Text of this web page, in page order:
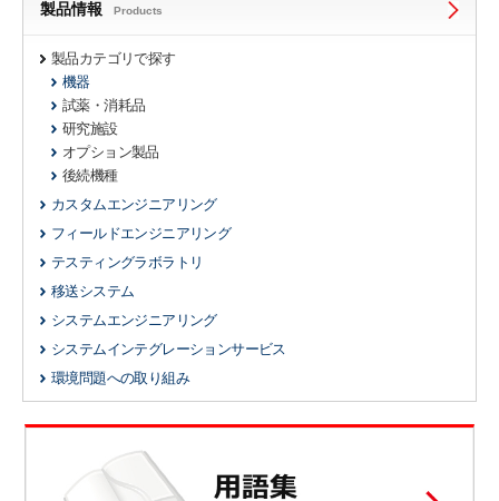
製品情報 Products
製品カテゴリで探す
機器
試薬・消耗品
研究施設
オプション製品
後続機種
カスタムエンジニアリング
フィールドエンジニアリング
テスティングラボラトリ
移送システム
システムエンジニアリング
システムインテグレーションサービス
環境問題への取り組み